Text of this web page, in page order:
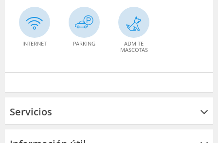
INTERNET PARKING
ADMITE
MASCOTAS
Servicios